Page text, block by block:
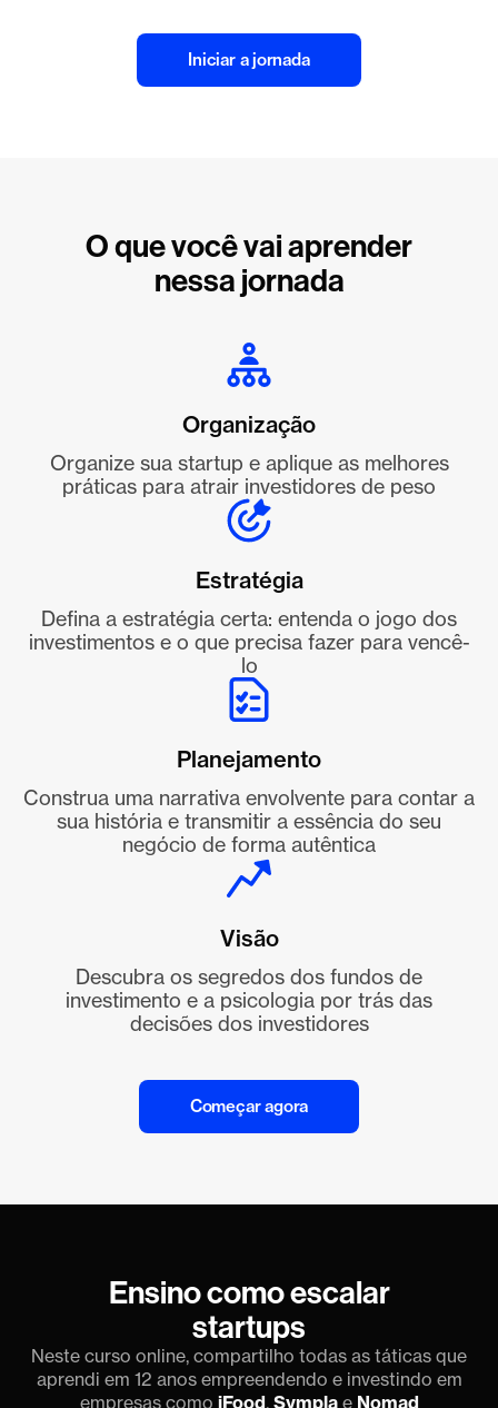
Iniciar a jornada
O que você vai aprender
nessa jornada
Organização
Organize sua startup e aplique as melhores
práticas para atrair investidores de peso
Estratégia
Defina a estratégia certa: entenda o jogo dos
investimentos e o que precisa fazer para vencê-
lo
Planejamento
Construa uma narrativa envolvente para contar a
sua história e transmitir a essência do seu
negócio de forma autêntica
Visão
Descubra os segredos dos fundos de
investimento e a psicologia por trás das
decisões dos investidores
Começar agora
Ensino como escalar
startups
Neste curso online, compartilho todas as táticas que
aprendi em 12 anos empreendendo e investindo em
empresas como iFood, Symplae Nomad